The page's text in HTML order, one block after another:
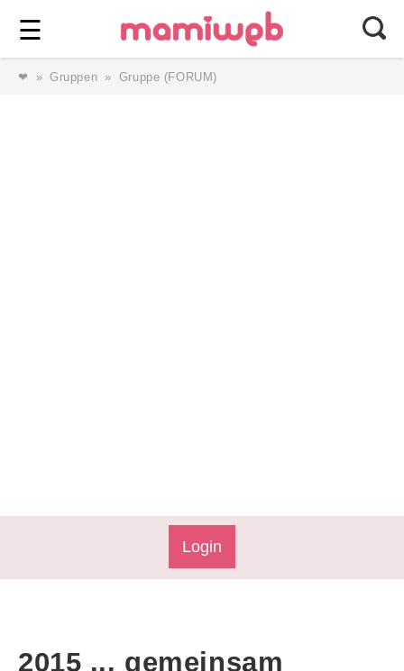
☰ ⎯ Wir lieben Familie ⎯
❤ Gruppen Gruppe (FORUM)
Login
2015 ... gemeinsam